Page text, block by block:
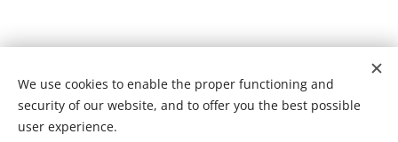
Agende a Sua Consulta
We use cookies to enable the proper functioning and
security of our website, and to offer you the best possible
user experience.